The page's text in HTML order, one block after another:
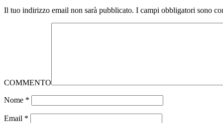
Il tuo indirizzo email non sarà pubblicato. I campi obbligatori sono
COMMENTO
Nome *
Email *